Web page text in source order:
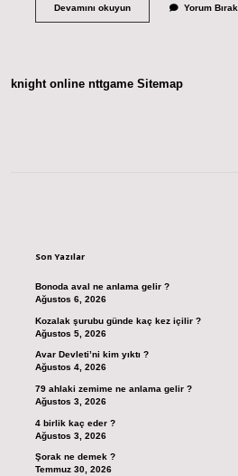
Devamını okuyunAhu
Yorum Bırak
knight online nttgame Sitemap
Son Yazılar
Bonoda aval ne anlama gelir ?
Ağustos 6, 2026
Kozalak şurubu günde kaç kez içilir ?
Ağustos 5, 2026
Avar Devleti’ni kim yıktı ?
Ağustos 4, 2026
79 ahlaki zemime ne anlama gelir ?
Ağustos 3, 2026
4 birlik kaç eder ?
Ağustos 3, 2026
Şorak ne demek ?
Temmuz 30, 2026